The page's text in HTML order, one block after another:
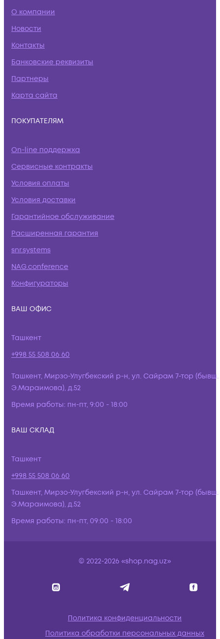
О компании
Новости
Контакты
Банковские реквизиты
Партнеры
Карта сайта
ПОКУПАТЕЛЯМ
On-line поддержка
Сервисные контракты
Условия оплаты
Условия доставки
Гарантийное обслуживание
Расширенная гарантия
snr.systems
NAG.conference
Конфигураторы
ВАШ ОФИС
Ташкент
+998 55 508 06 60
Ташкент, Мирзо-Улугбекский р-н, ул. Сайрам 7-тор (бывш.
Э.Мараимова), д.52
Время работы: пн-пт, 9:00 - 18:00
ВАШ СКЛАД
Ташкент
+998 55 508 06 60
Ташкент, Мирзо-Улугбекский р-н, ул. Сайрам 7-тор (бывш.
Э.Мараимова), д.52
Время работы: пн-пт, 09:00 - 18:00
© 2022-2026 «shop.nag.uz»
Политика конфиденциальности
Политика обработки персональных данных